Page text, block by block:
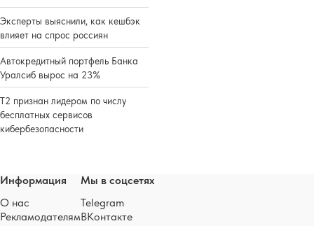
Эксперты выяснили, как кешбэк
влияет на спрос россиян
Автокредитный портфель Банка
Уралсиб вырос на 23%
Т2 признан лидером по числу
бесплатных сервисов
кибербезопасности
Информация
О нас
Рекламодателям
Мы в соцсетях
Telegram
ВКонтакте